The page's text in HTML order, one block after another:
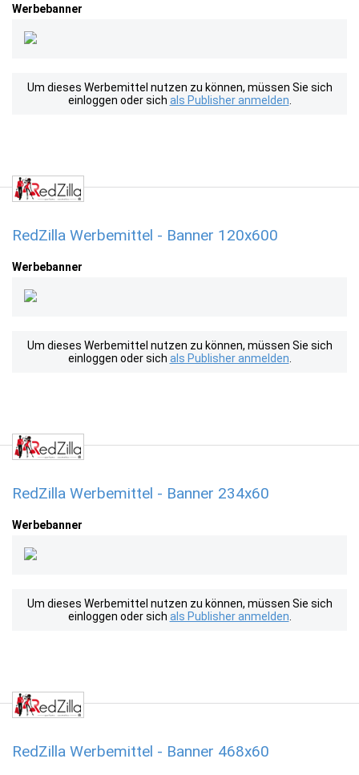
Werbebanner
Um dieses Werbemittel nutzen zu können, müssen Sie sich
einloggen oder sich als Publisher anmelden
RedZilla Werbemittel - Banner 120x600
Werbebanner
Um dieses Werbemittel nutzen zu können, müssen Sie sich
einloggen oder sich als Publisher anmelden
RedZilla Werbemittel - Banner 234x60
Werbebanner
Um dieses Werbemittel nutzen zu können, müssen Sie sich
einloggen oder sich als Publisher anmelden
RedZilla Werbemittel - Banner 468x60